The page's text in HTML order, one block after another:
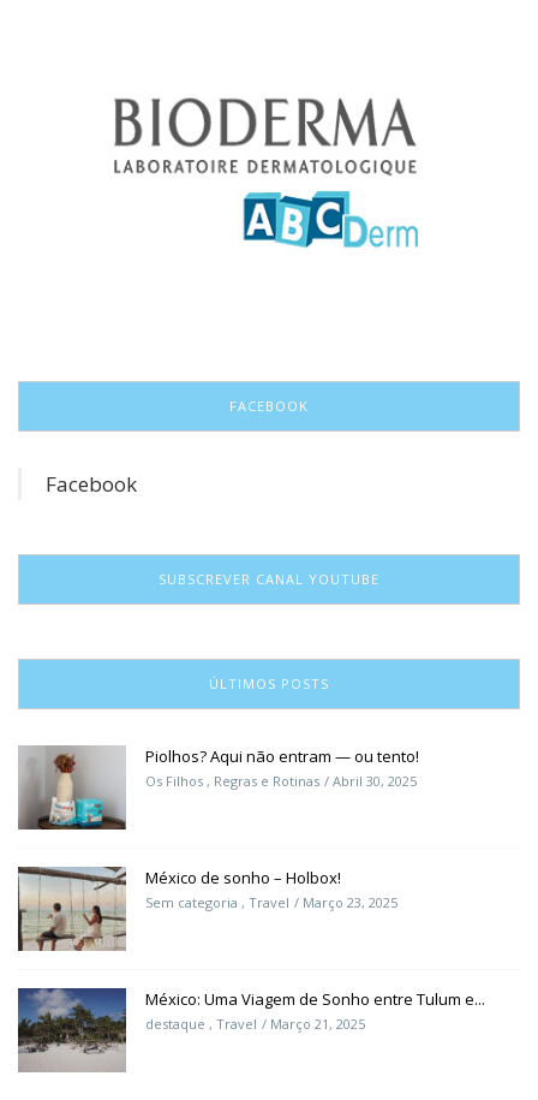
FACEBOOK
Facebook
SUBSCREVER CANAL YOUTUBE
ÚLTIMOS POSTS
Piolhos? Aqui não entram — ou tento!
Os Filhos , Regras e Rotinas Abril 30, 2025
México de sonho – Holbox!
Sem categoria , Travel Março 23, 2025
México: Uma Viagem de Sonho entre Tulum e...
destaque , Travel Março 21, 2025